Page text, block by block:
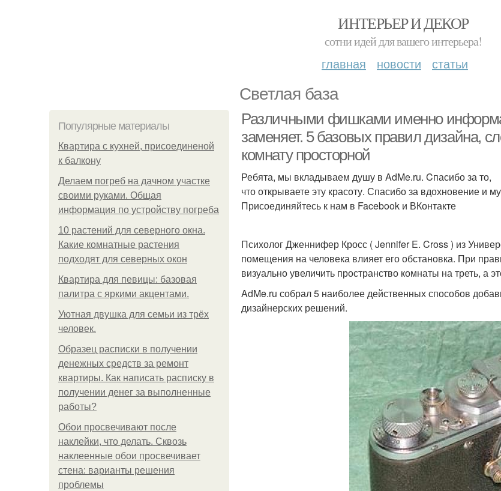
ИНТЕРЬЕР И ДЕКОР
сотни идей для вашего интерьера!
главная новости статьи
Светлая база
Популярные материалы
Квартира с кухней, присоединеной
к балкону
Делаем погреб на дачном участке
своими руками. Общая
информация по устройству погреба
10 растений для северного окна.
Какие комнатные растения
подходят для северных окон
Квартира для певицы: базовая
палитра с яркими акцентами.
Уютная двушка для семьи из трёх
человек.
Образец расписки в получении
денежных средств за ремонт
квартиры. Как написать расписку в
получении денег за выполненные
работы?
Обои просвечивают после
наклейки, что делать. Сквозь
наклеенные обои просвечивает
стена: варианты решения
проблемы
Различными фишками именно
заменяет. 5 базовых правил дизайна,
комнату просторной
Ребята, мы вкладываем душу в AdMe.ru. Cпасибо за то,
что открываете эту красоту. Спасибо за вдохновение и
Присоединяйтесь к нам в Facebook и ВКонтакте
Психолог Дженнифер Кросс ( Jennifer E. Cross ) из
помещения на человека влияет его обстановка. При
визуально увеличить пространство комнаты на треть, а
AdMe.ru собрал 5 наиболее действенных способов
дизайнерских решений.